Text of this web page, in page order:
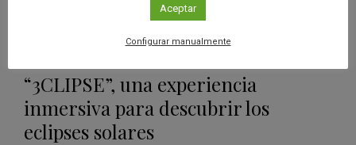
“3CLIPSE”, una experiencia
inmersiva para descubrir los
eclipses solares
Aceptar
Configurar manualmente